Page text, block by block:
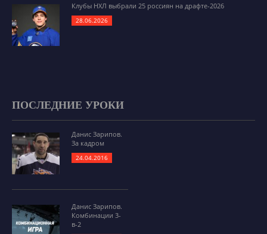
Клубы НХЛ выбрали 25 россиян на драфте-2026
28.06.2026
ПОСЛЕДНИЕ УРОКИ
Данис Зарипов.
За кадром
24.04.2016
Данис Зарипов.
Комбинации 3-
в-2